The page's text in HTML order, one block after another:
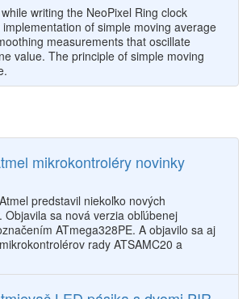
writing the NeoPixel Ring clock
of simple moving average
measurements that oscillate
value. The principle of simple moving
mikrokontroléry novinky
predstavil niekoľko nových
Objavila sa nová verzia obľúbenej
ATmega328PE. A objavilo sa aj
rady ATSAMC20 a